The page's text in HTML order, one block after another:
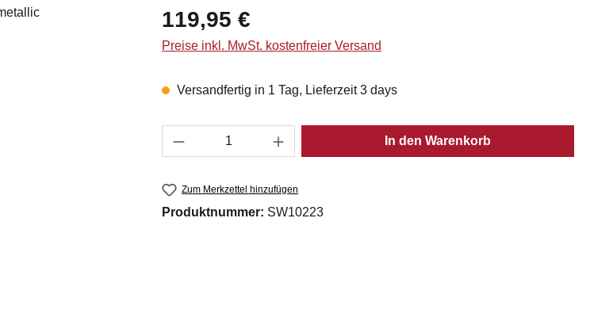
Regulärer Preis:
119,95 €
Preise inkl. MwSt. kostenfreier Versand
Versandfertig in 1 Tag, Lieferzeit 3 days
Produkt Anzahl: Gib den gewünschten Wert ein
In den Warenkorb
Zum Merkzettel hinzufügen
Produktnummer: SW10223